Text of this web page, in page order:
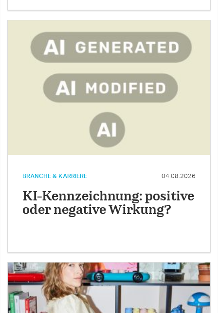
BRANCHE & KARRIERE 04.08.2026
KI-Kennzeichnung: positive
oder negative Wirkung?